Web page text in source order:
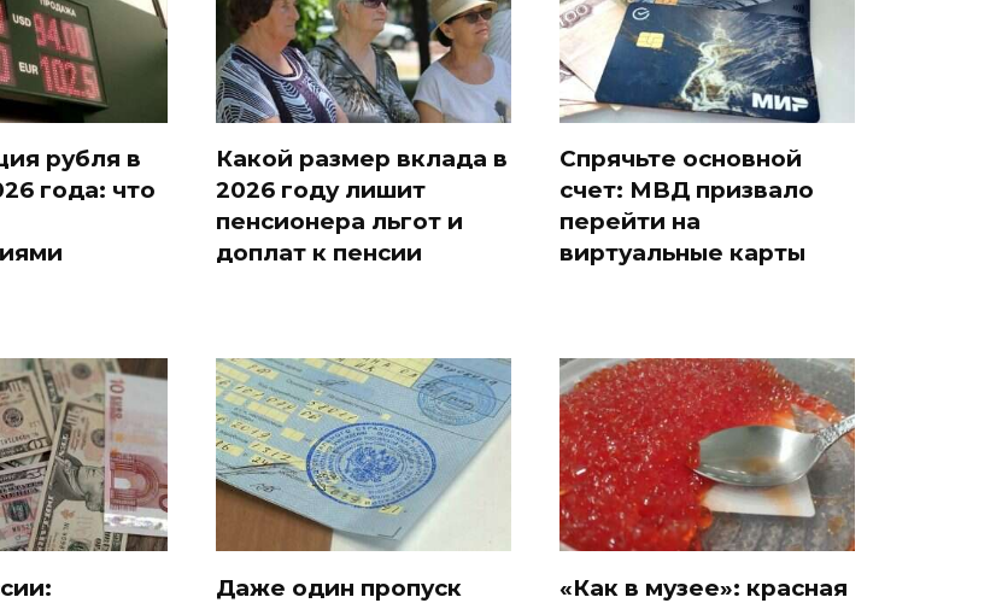
рубля в
года: что
Какой размер вклада в
2026 году лишит
пенсионера льгот и
доплат к пенсии
Спрячьте основной
счет: МВД призвало
перейти на
виртуальные карты
Даже один пропуск
«Как в музее»: красная